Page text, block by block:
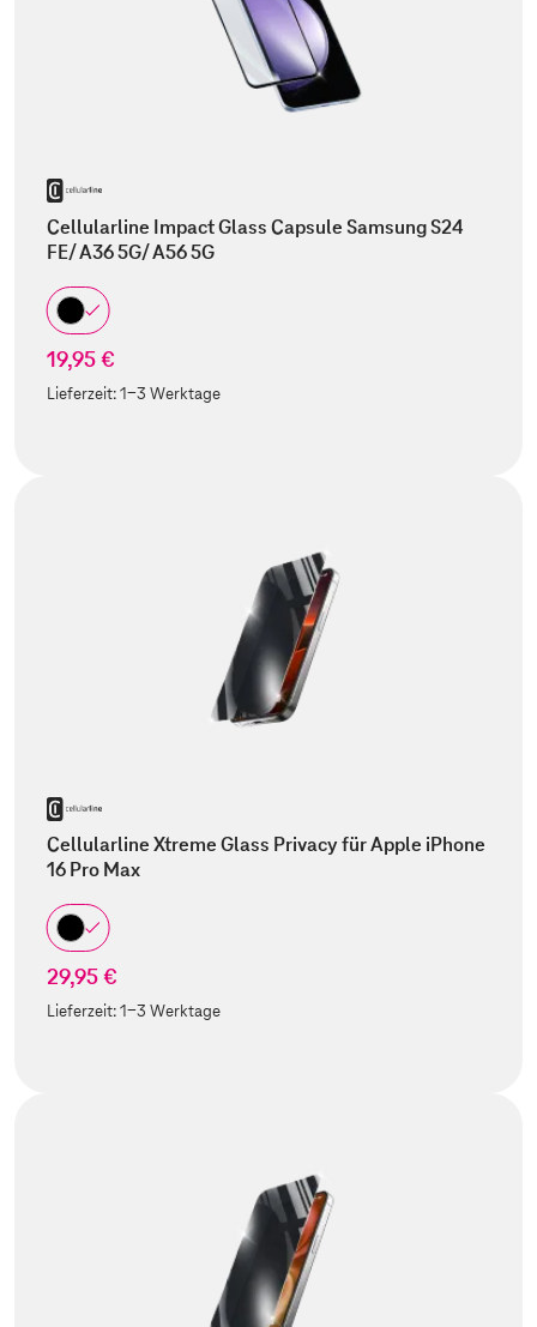
Cellularline Impact Glass Capsule Samsung S24
FE/ A36 5G/ A56 5G
19,95 €
Lieferzeit:1-3 Werktage
Cellularline Xtreme Glass Privacy für Apple iPhone
16 Pro Max
29,95 €
Lieferzeit:1-3 Werktage